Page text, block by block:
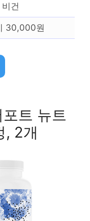
비건
30,000원
트 뉴트
, 2개